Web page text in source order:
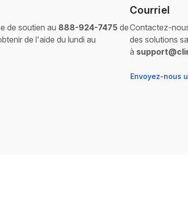
de soutien au 888-924-7475 de
de l'aide du lundi au
​Courriel
Contactez-
des solutions
à
Envoyez-nous